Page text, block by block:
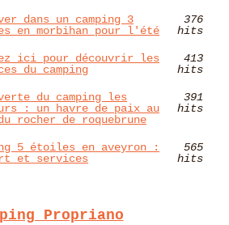
dans un camping 3
en morbihan pour l'été
376
hits
ici pour découvrir les
du camping
413
hits
du camping les
: un havre de paix au
rocher de roquebrune
391
hits
5 étoiles en aveyron :
et services
565
hits
Propriano